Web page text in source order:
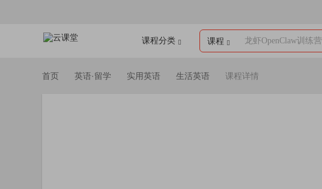
课程分类 课程 龙虾OpenClaw训练营
首页 英语·留学 实用英语 生活英语 课程详情